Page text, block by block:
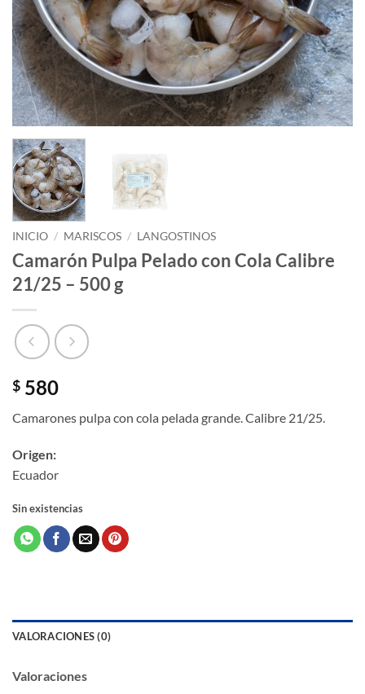
INICIO / MARISCOS / LANGOSTINOS
Camarón Pulpa Pelado con Cola Calibre
21/25 – 500 g
$ 580
Camarones pulpa con cola pelada grande. Calibre 21/25.
Origen:
Ecuador
Sin existencias
VALORACIONES (0)
Valoraciones